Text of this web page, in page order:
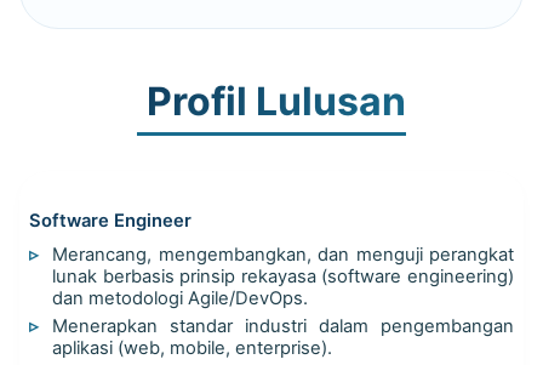
Profil Lulusan
Software Engineer
Merancang, mengembangkan, dan menguji perangkat
lunak berbasis prinsip rekayasa (software engineering)
dan metodologi Agile/DevOps.
Menerapkan standar industri dalam pengembangan
aplikasi (web, mobile, enterprise).